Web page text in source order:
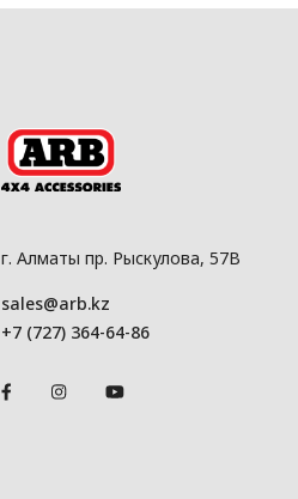
г. Алматы пр. Рыскулова, 57В
sales@arb.kz
+7 (727) 364-64-86